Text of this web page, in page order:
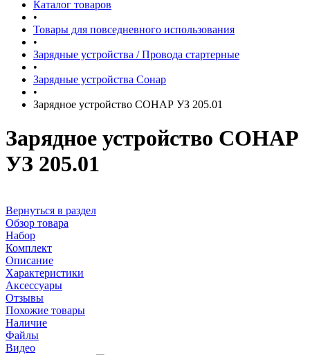
Каталог товаров
•
Товары для повседневного использования
•
Зарядные устройства / Провода стартерные
•
Зарядные устройства Сонар
•
Зарядное устройство СОНАР УЗ 205.01
Зарядное устройство СОНАР
УЗ 205.01
Вернуться в раздел
Обзор товара
Набор
Комплект
Описание
Характеристики
Аксессуары
Отзывы
Похожие товары
Наличие
Файлы
Видео